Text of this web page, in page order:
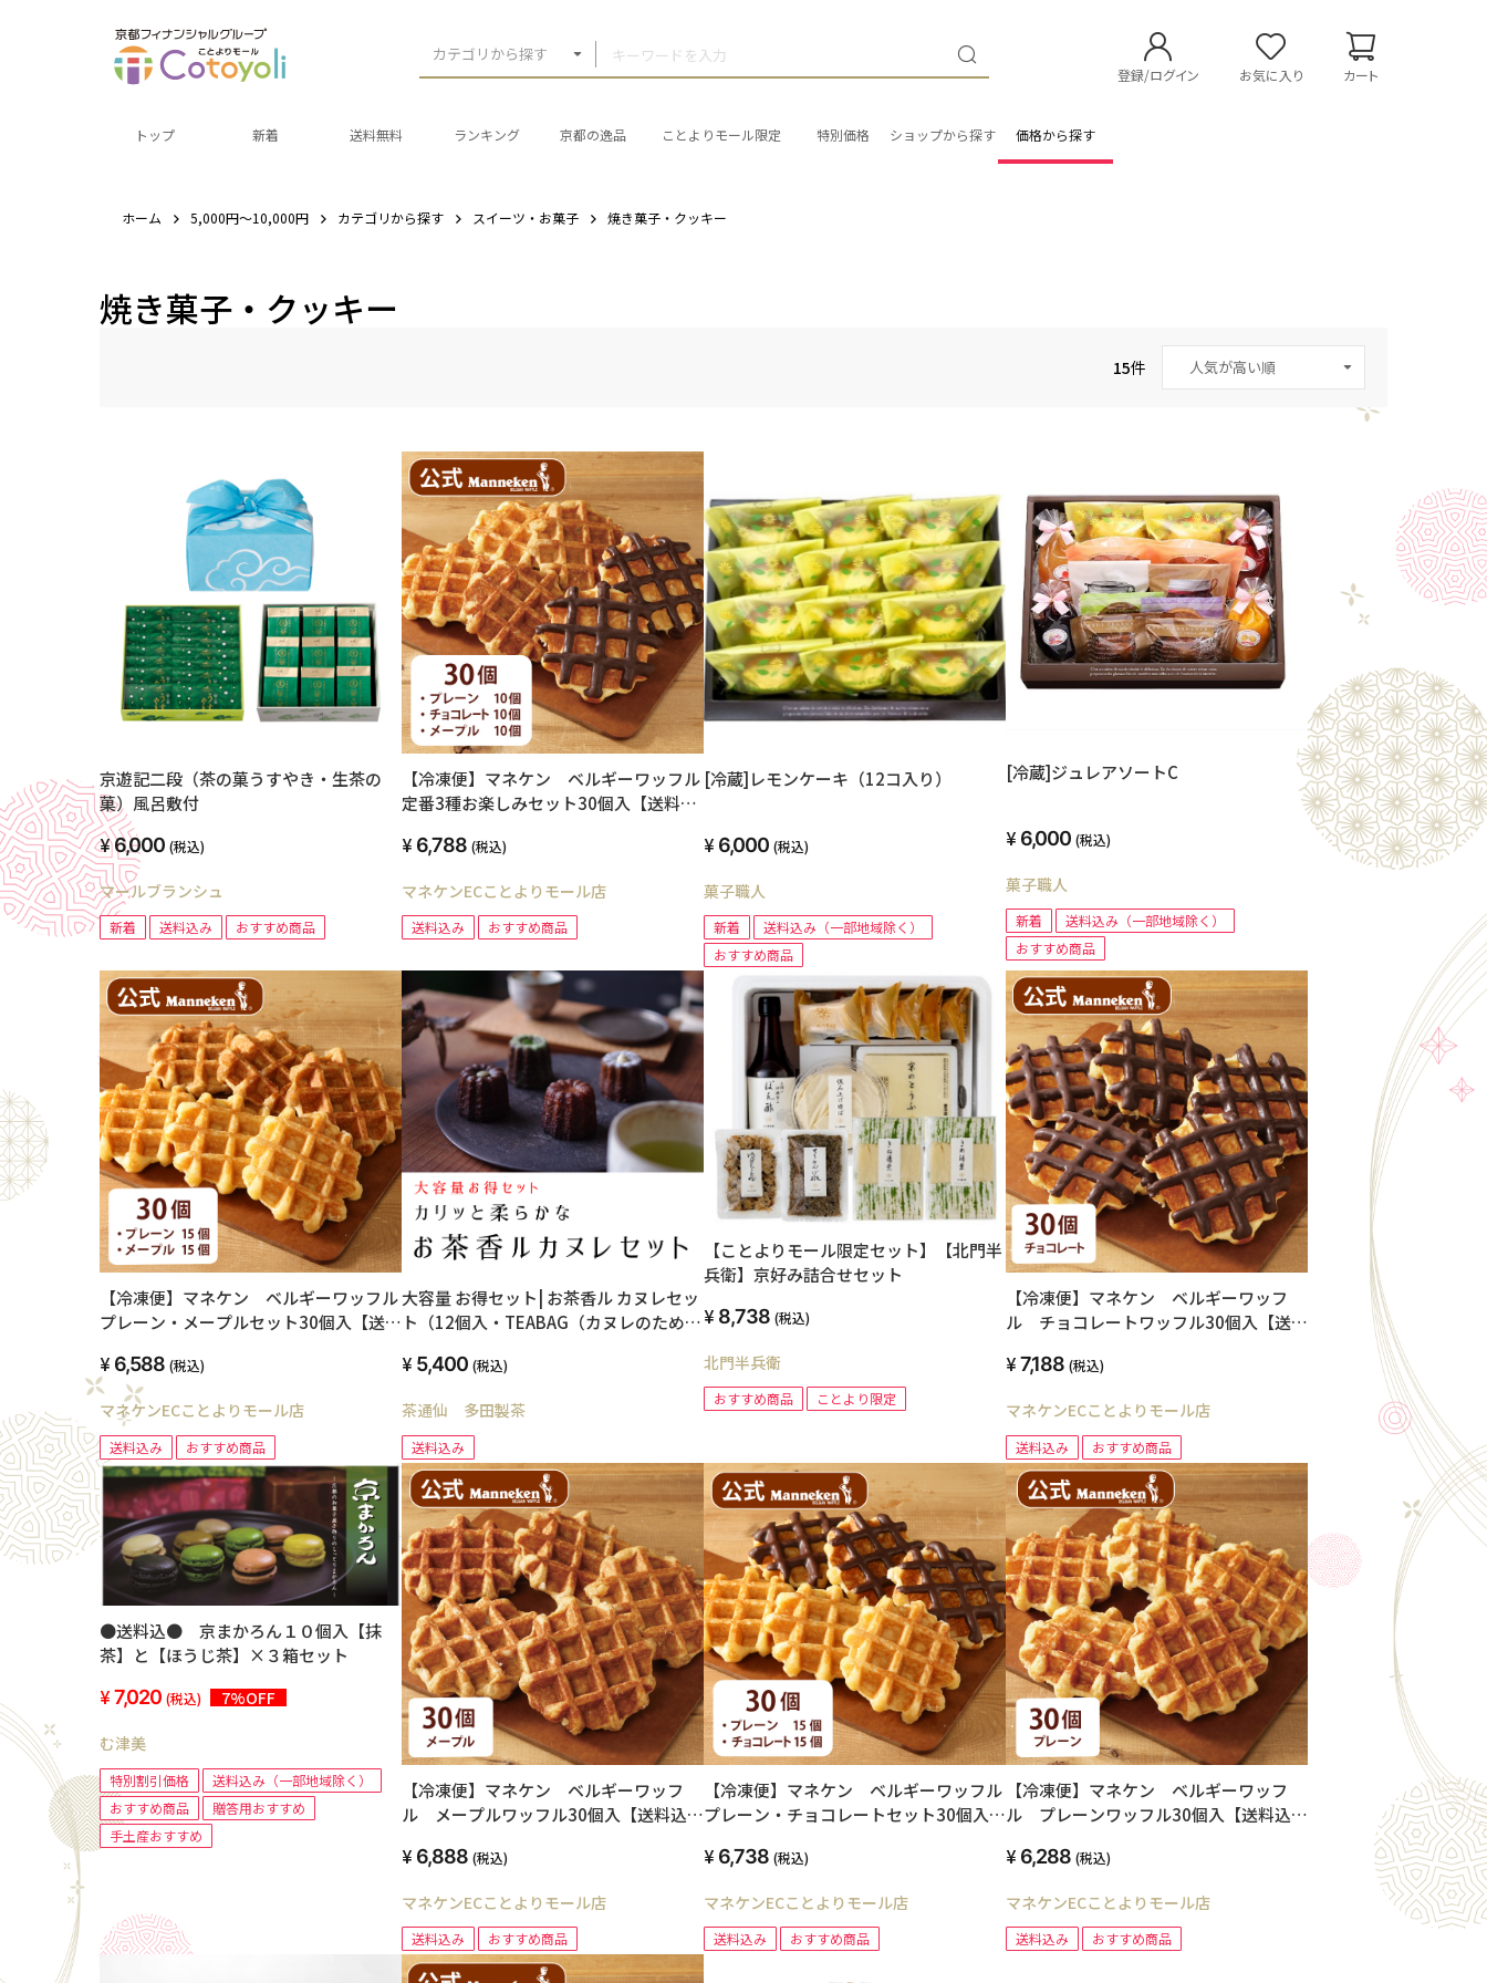
カテゴリから探す
登録/ログイン お気に入り カート
トップ 新着 送料無料 ランキング 京都の逸品 ことよりモール限定 特別価格 ショップから探す 価格から探す
ホーム 5,000円～10,000円 カテゴリから探す スイーツ・お菓子 焼き菓子・クッキー
焼き菓子・クッキー
15件
京遊記二段（茶の菓うすやき・生茶の
菓）風呂敷付
6,000 (税込)
マールブランシュ
新着 送料込み おすすめ商品
【冷凍便】マネケン ベルギーワッフル
定番3種お楽しみセット30個入【送料込
6,788 (税込)
マネケンECことよりモール店
送料込み おすすめ商品
[冷蔵]レモンケーキ（12コ入り）
6,000 (税込)
菓子職人
新着
送料込み（一部地域除く）
おすすめ商品
[冷蔵]ジュレアソートC
6,000 (税込)
菓子職人
新着
送料込み（一部地域除く）
おすすめ商品
【冷凍便】マネケン ベルギーワッフル
プレーン・メープルセット30個入【送料
6,588 (税込)
マネケンECことよりモール店
送料込み おすすめ商品
大容量 お得セット| お茶香ル カヌレセッ
ト（12個入・TEABAG（カヌレのための
5,400 (税込)
茶通仙 多田製茶
送料込み
【ことよりモール限定セット】【北門半
兵衛】京好み詰合せセット
8,738 (税込)
北門半兵衛
おすすめ商品 ことより限定
【冷凍便】マネケン ベルギーワッフ
ル チョコレートワッフル30個入【送料
7,188 (税込)
マネケンECことよりモール店
送料込み おすすめ商品
●送料込● 京まかろん１０個入【抹
茶】と【ほうじ茶】×３箱セット
7,020 (税込) 7%OFF
む津美
特別割引価格
送料込み（一部地域除く）
おすすめ商品
贈答用おすすめ
手土産おすすめ
【冷凍便】マネケン ベルギーワッフ
ル メープルワッフル30個入【送料込
6,888 (税込)
マネケンECことよりモール店
送料込み おすすめ商品
【冷凍便】マネケン ベルギーワッフル
プレーン・チョコレートセット30個入
6,738 (税込)
マネケンECことよりモール店
送料込み おすすめ商品
【冷凍便】マネケン ベルギーワッフ
ル プレーンワッフル30個入【送料込
6,288 (税込)
マネケンECことよりモール店
送料込み おすすめ商品